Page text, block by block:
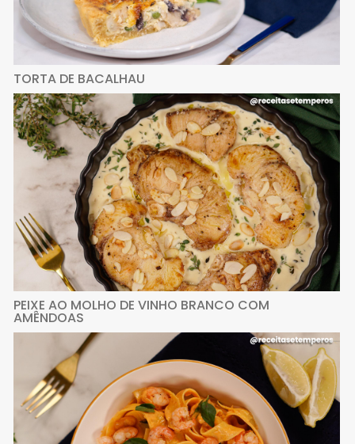
TORTA DE BACALHAU
PEIXE AO MOLHO DE VINHO BRANCO COM
AMÊNDOAS